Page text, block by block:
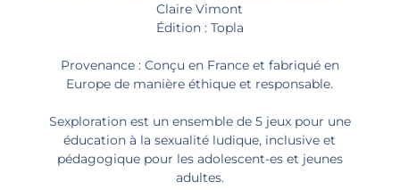
Claire Vimont
Édition : Topla
Provenance : Conçu en France et fabriqué en
Europe de manière éthique et responsable.
Sexploration est un ensemble de 5 jeux pour une
éducation à la sexualité ludique, inclusive et
pédagogique pour les adolescent-es et jeunes
adultes.